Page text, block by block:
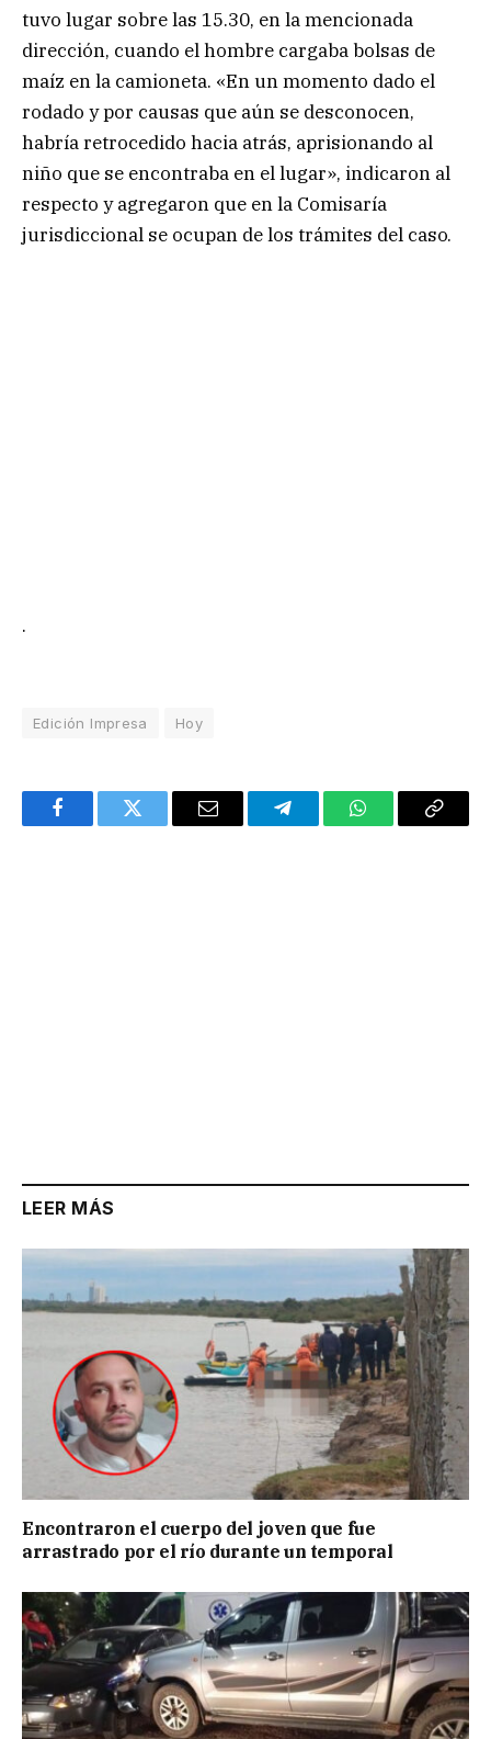
tuvo lugar sobre las 15.30, en la mencionada
dirección, cuando el hombre cargaba bolsas de
maíz en la camioneta. «En un momento dado el
rodado y por causas que aún se desconocen,
habría retrocedido hacia atrás, aprisionando al
niño que se encontraba en el lugar», indicaron al
respecto y agregaron que en la Comisaría
jurisdiccional se ocupan de los trámites del caso.
.
Edición Impresa Hoy
FacebookTwitter Email TelegramWhatsAppCopy
LEER MÁS
Encontraron el cuerpo del joven que fue
arrastrado por el río durante un temporal